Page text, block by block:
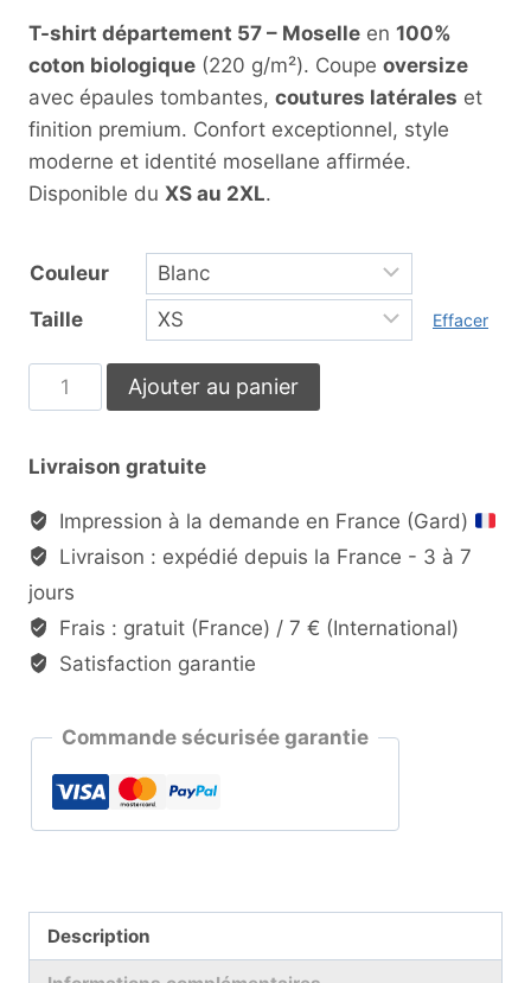
T-shirt département 57 – Moselle en 100%
coton biologique (220 g/m²). Coupe oversize
avec épaules tombantes, coutures latérales et
finition premium. Confort exceptionnel, style
moderne et identité mosellane affirmée.
Disponible du XS au 2XL.
Couleur
Taille
Effacer
Ajouter au panier
Livraison gratuite
Impression à la demande en France (Gard)
Livraison : expédié depuis la France - 3 à 7
jours
Frais : gratuit (France) / 7 € (International)
Satisfaction garantie
Commande sécurisée garantie
Description